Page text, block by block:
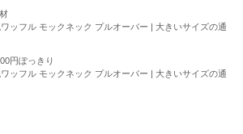
ッフル モックネック プルオーバー | 大きいサイズの通
円ぽっきり
ッフル モックネック プルオーバー | 大きいサイズの通